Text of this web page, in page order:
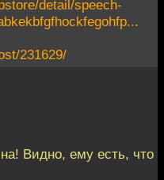
detail/speech-
231629/
Видно, ему есть, что